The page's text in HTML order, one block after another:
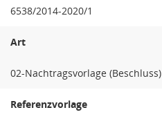
6538/2014-2020/1
Art
02-Nachtragsvorlage (Beschluss)
Referenzvorlage